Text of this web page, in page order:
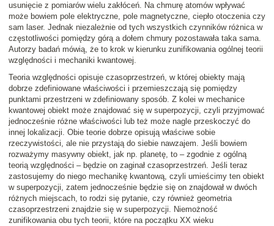
usunięcie z pomiarów wielu zakłóceń. Na chmurę atomów wpływać
może bowiem pole elektryczne, pole magnetyczne, ciepło otoczenia czy
sam laser. Jednak niezależnie od tych wszystkich czynników różnica w
częstotliwości pomiędzy górą a dołem chmury pozostawała taka sama.
Autorzy badań mówią, że to krok w kierunku zunifikowania ogólnej teorii
względności i mechaniki kwantowej.
Teoria względności opisuje czasoprzestrzeń, w której obiekty mają
dobrze zdefiniowane właściwości i przemieszczają się pomiędzy
punktami przestrzeni w zdefiniowany sposób. Z kolei w mechanice
kwantowej obiekt może znajdować się w superpozycji, czyli przyjmować
jednocześnie różne właściwości lub też może nagle przeskoczyć do
innej lokalizacji. Obie teorie dobrze opisują właściwe sobie
rzeczywistości, ale nie przystają do siebie nawzajem. Jeśli bowiem
rozważymy masywny obiekt, jak np. planetę, to – zgodnie z ogólną
teorią względności – będzie on zaginał czasoprzestrzeń. Jeśli teraz
zastosujemy do niego mechanikę kwantową, czyli umieścimy ten obiekt
w superpozycji, zatem jednocześnie będzie się on znajdował w dwóch
różnych miejscach, to rodzi się pytanie, czy również geometria
czasoprzestrzeni znajdzie się w superpozycji. Niemożność
zunifikowania obu tych teorii, które na początku XX wieku